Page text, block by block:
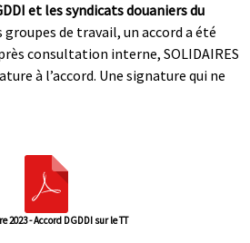
et les syndicats douaniers du
groupes de travail, un accord a été
consultation interne, SOLIDAIRES
à l’accord. Une signature qui ne
2023 - Accord DGDDI sur le TT